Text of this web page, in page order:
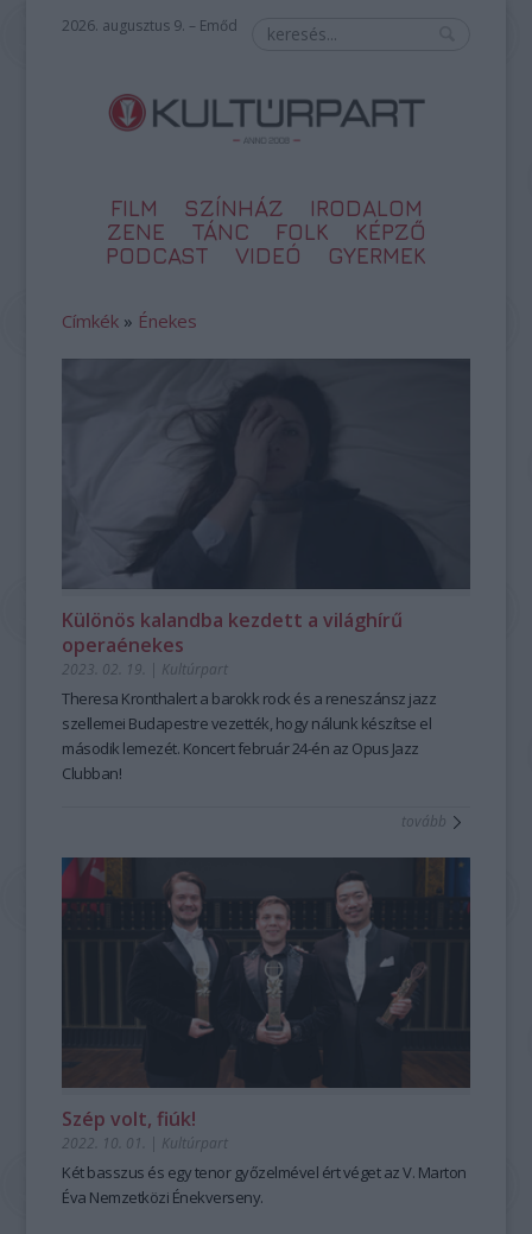
2026. augusztus 9. – Emőd
FILM SZÍNHÁZ
IRODALOM
ZENE
TÁNC FOLK
KÉPZŐ
PODCAST
VIDEÓ GYERMEK
Címkék » Énekes
Különös kalandba kezdett a világhírű
operaénekes
2023. 02. 19. | Kultúrpart
Theresa Kronthalert a barokk rock és a reneszánsz jazz
szellemei Budapestre vezették, hogy nálunk készítse el
második lemezét. Koncert február 24-én az Opus Jazz
Clubban!
tovább
Szép volt, fiúk!
2022. 10. 01. | Kultúrpart
Két basszus és egy tenor győzelmével ért véget az V. Marton
Éva Nemzetközi Énekverseny.